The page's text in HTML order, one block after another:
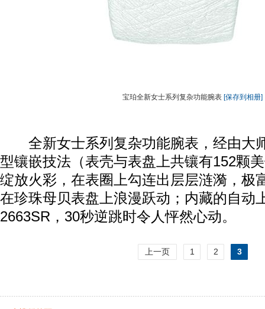
宝珀全新女士系列复杂功能腕表 [保存到相册]
全新女士系列复杂功能腕表，经由大
型镶嵌技法（表壳与表盘上共镶有152颗
绽放火彩，在表圈上勾连出层层涟漪，极
在珍珠母贝表盘上浪漫跃动；内藏的自动
2663SR，30秒逆跳时令人怦然心动。
上一页 1 2 3